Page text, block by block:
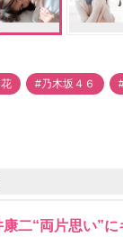
#乃木坂４６
二“両片思い”